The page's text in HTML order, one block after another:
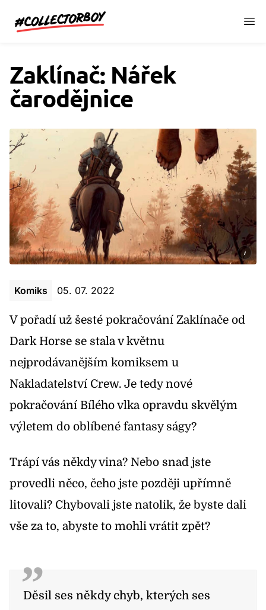
Zaklínač: Nářek
čarodějnice
i
Komiks 05. 07. 2022
V pořadí už šesté pokračování Zaklínače od
Dark Horse se stala v květnu
nejprodávanějším komiksem u
Nakladatelství Crew. Je tedy nové
pokračování Bílého vlka opravdu skvělým
výletem do oblíbené fantasy ságy?
Trápí vás někdy vina? Nebo snad jste
provedli něco, čeho jste později upřímně
litovali? Chybovali jste natolik, že byste dali
vše za to, abyste to mohli vrátit zpět?
Děsil ses někdy chyb, kterých ses